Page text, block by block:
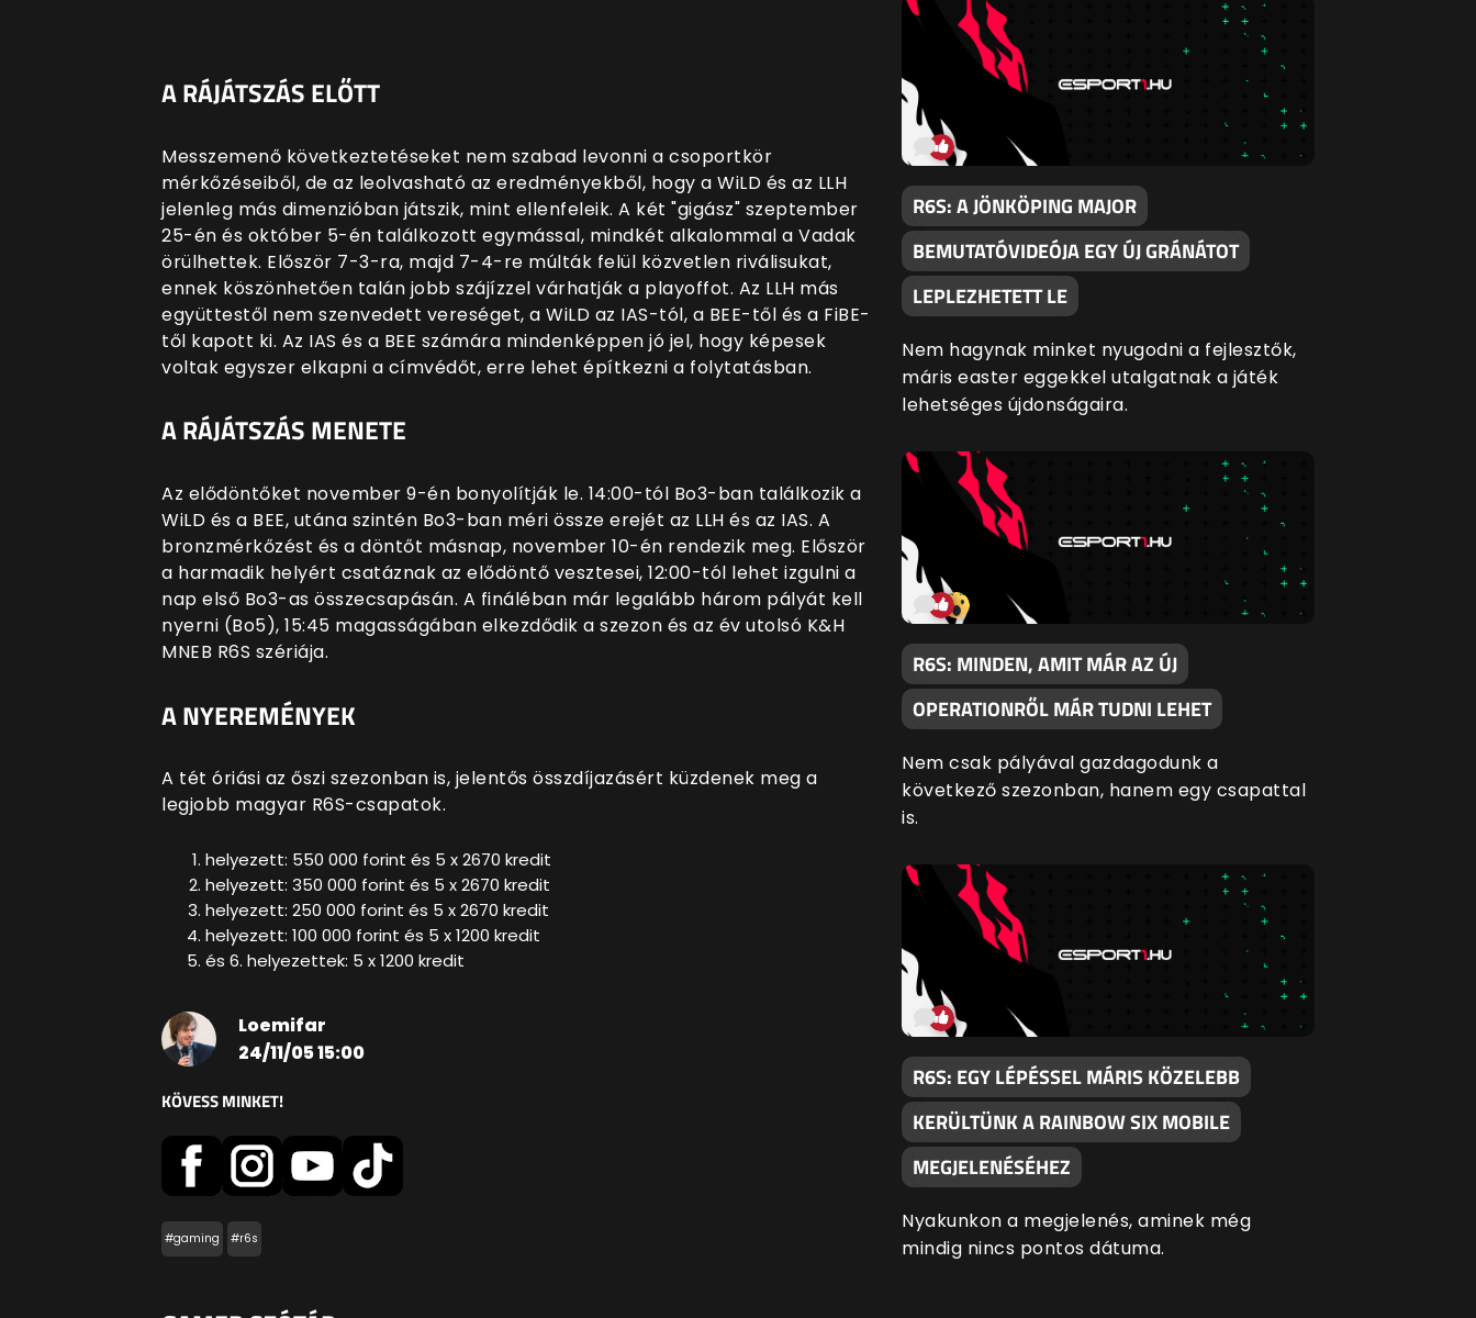
A RÁJÁTSZÁS ELŐTT
Messzemenő következtetéseket nem szabad levonni a csoportkör
mérkőzéseiből, de az leolvasható az eredményekből, hogy a WiLD és az LLH
jelenleg más dimenzióban játszik, mint ellenfeleik. A két "gigász" szeptember
25-én és október 5-én találkozott egymással, mindkét alkalommal a Vadak
örülhettek. Először 7-3-ra, majd 7-4-re múlták felül közvetlen riválisukat,
ennek köszönhetően talán jobb szájízzel várhatják a playoffot. Az LLH más
együttestől nem szenvedett vereséget, a WiLD az IAS-tól, a BEE-től és a FiBE-
től kapott ki. Az IAS és a BEE számára mindenképpen jó jel, hogy képesek
voltak egyszer elkapni a címvédőt, erre lehet építkezni a folytatásban.
A RÁJÁTSZÁS MENETE
Az elődöntőket november 9-én bonyolítják le. 14:00-tól Bo3-ban találkozik a
WiLD és a BEE, utána szintén Bo3-ban méri össze erejét az LLH és az IAS. A
bronzmérkőzést és a döntőt másnap, november 10-én rendezik meg. Először
a harmadik helyért csatáznak az elődöntő vesztesei, 12:00-tól lehet izgulni a
nap első Bo3-as összecsapásán. A fináléban már legalább három pályát kell
nyerni (Bo5), 15:45 magasságában elkezdődik a szezon és az év utolsó K&H
MNEB R6S szériája.
A NYEREMÉNYEK
A tét óriási az őszi szezonban is, jelentős összdíjazásért küzdenek meg a
legjobb magyar R6S-csapatok.
helyezett: 550 000 forint és 5 x 2670 kredit
helyezett: 350 000 forint és 5 x 2670 kredit
helyezett: 250 000 forint és 5 x 2670 kredit
helyezett: 100 000 forint és 5 x 1200 kredit
és 6. helyezettek: 5 x 1200 kredit
Loemifar
24/11/05 15:00
KÖVESS MINKET!
#gaming #r6s
R6S: A JÖNKÖPING MAJOR
BEMUTATÓVIDEÓJA EGY ÚJ GRÁNÁTOT
LEPLEZHETETT LE
Nem hagynak minket nyugodni a fejlesztők,
máris easter eggekkel utalgatnak a játék
lehetséges újdonságaira.
R6S: MINDEN, AMIT MÁR AZ ÚJ
OPERATIONRŐL MÁR TUDNI LEHET
Nem csak pályával gazdagodunk a
következő szezonban, hanem egy csapattal
is.
R6S: EGY LÉPÉSSEL MÁRIS KÖZELEBB
KERÜLTÜNK A RAINBOW SIX MOBILE
MEGJELENÉSÉHEZ
Nyakunkon a megjelenés, aminek még
mindig nincs pontos dátuma.